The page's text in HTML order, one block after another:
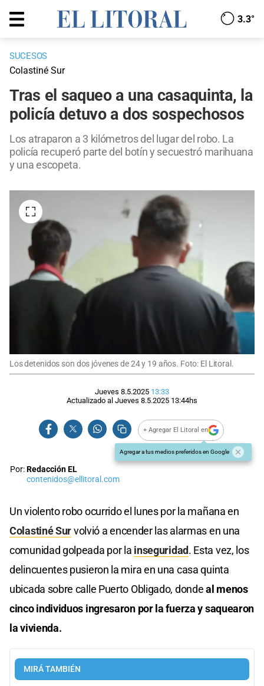
3.3°
SUCESOS
Colastiné Sur
Tras el saqueo a una casaquinta, la
policía detuvo a dos sospechosos
Los atraparon a 3 kilómetros del lugar del robo. La
policía recuperó parte del botín y secuestró marihuana
y una escopeta.
Los detenidos son dos jóvenes de 24 y 19 años. Foto: El Litoral.
Jueves 8.5.2025 13:33
Actualizado al Jueves 8.5.2025 13:44hs
+ Agregar El Litoral en
Agregar a tus medios preferidos en Google
Por:Redacción EL
contenidos@ellitoral.com
Un violento robo ocurrido el lunes por la mañana en
Colastiné Survolvió a encender las alarmas en una
comunidad golpeada por la inseguridad. Esta vez, los
delincuentes pusieron la mira en una casa quinta
ubicada sobre calle Puerto Obligado, dondeal menos
cinco individuos ingresaron por la fuerza y saquearon
la vivienda.
MIRÁ TAMBIÉN